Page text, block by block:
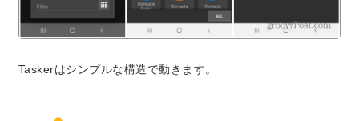
Taskerはシンプルな構造で動きます。